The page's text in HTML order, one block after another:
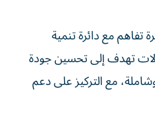
مع دائرة تنمية
تهدف إلى تحسين جودة
مع التركيز على دعم